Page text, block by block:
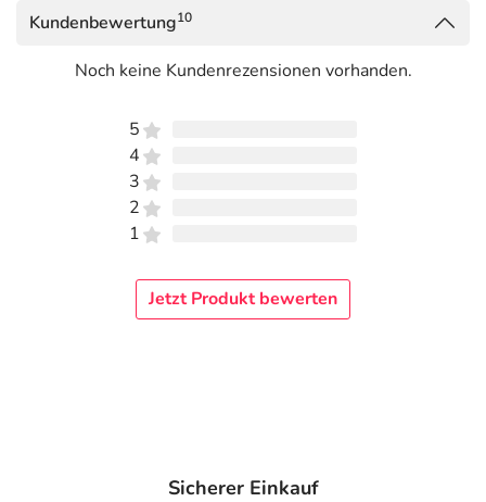
Kundenbewertung10
Noch keine Kundenrezensionen vorhanden.
5
4
3
2
1
Jetzt Produkt bewerten
Sicherer Einkauf